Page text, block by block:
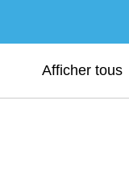
Afficher tous